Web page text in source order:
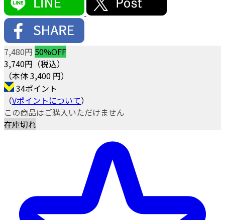
7,480円 50%OFF
3,740円（税込）
（本体 3,400 円）
34ポイント
（Vポイントについて）
この商品はご購入いただけません
在庫切れ